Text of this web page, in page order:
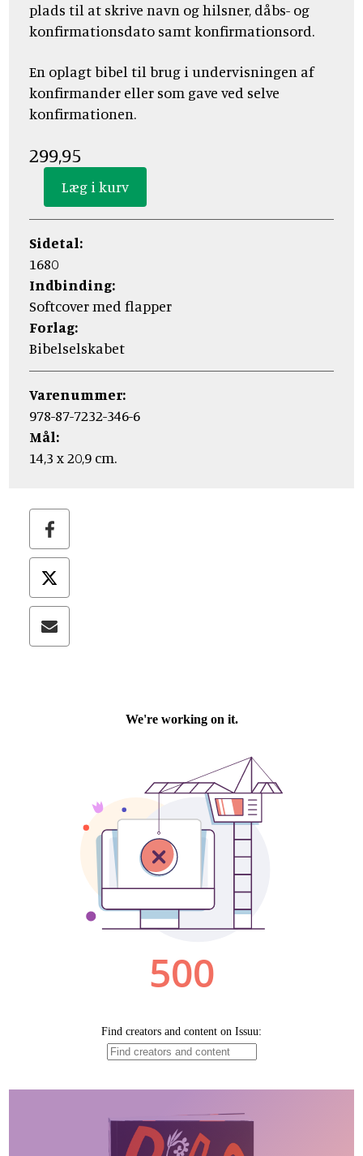
plads til at skrive navn og hilsner, dåbs- og
konfirmationsdato samt konfirmationsord.
En oplagt bibel til brug i undervisningen af
konfirmander eller som gave ved selve
konfirmationen.
299,95
Sidetal:
1680
Indbinding:
Softcover med flapper
Forlag:
Bibelselskabet
Varenummer:
978-87-7232-346-6
Mål:
14,3 x 20,9 cm.